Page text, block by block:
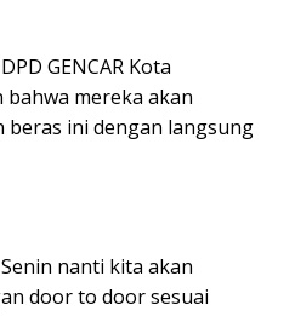
GENCAR Kota
mereka akan
ini dengan langsung
nanti kita akan
door to door sesuai